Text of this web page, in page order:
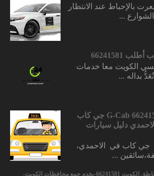
بالإحباط عند الانتظار
...
66241581
الكويت معا خدمات
بداله ...
تاكسي جي كاب-66241581 G-Cab جي كاب
دليل سيارات
جي كاب في الاحمدي،
...